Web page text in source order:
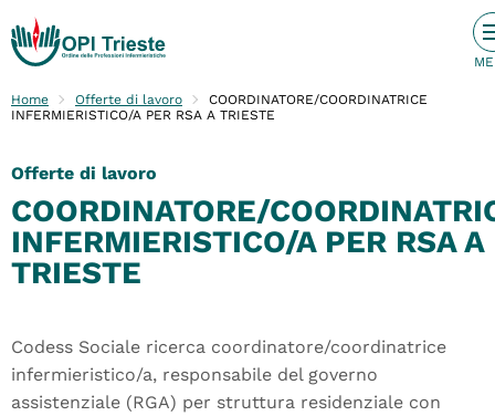
Home Offerte di lavoro
COORDINATORE/COORDINATRICE
INFERMIERISTICO/A PER RSA A TRIESTE
Offerte di lavoro
COORDINATORE/
INFERMIERISTICO/A PER RSA A
TRIESTE
Codess Sociale ricerca coordinatore/coordinatrice
infermieristico/a, responsabile del governo
assistenziale (RGA) per struttura residenziale con